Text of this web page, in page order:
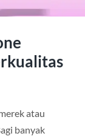
atau
banyak